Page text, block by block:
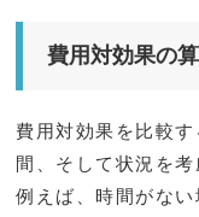
費用対効果の
費用対効果を比較
間、そして状況を考
例えば、時間がな